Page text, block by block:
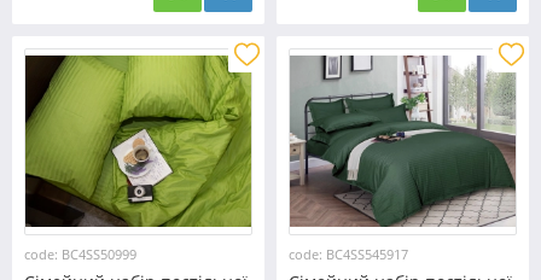
code: BC4SS50999 code: BC4SS545917